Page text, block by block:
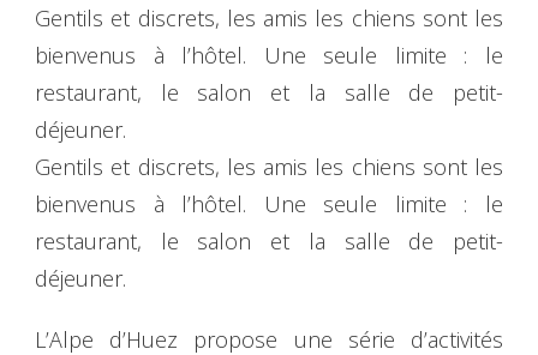
Gentils et discrets, les amis les chiens sont les
bienvenus à l’hôtel. Une seule limite : le
restaurant, le salon et la salle de petit-
déjeuner.
Gentils et discrets, les amis les chiens sont les
bienvenus à l’hôtel. Une seule limite : le
restaurant, le salon et la salle de petit-
déjeuner.
L’Alpe d’Huez propose une série d’activités